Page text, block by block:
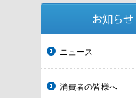
お知らせ
ニュース
消費者の皆様へ